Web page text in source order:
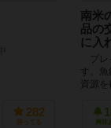
282
持ってる
南米
品の
に入
プレ
す。
資源を
興味